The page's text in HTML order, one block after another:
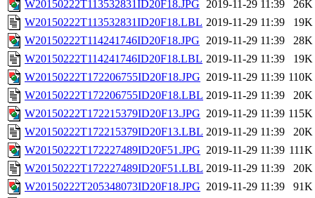
W20150222T113532831ID20F18.JPG 2019-11-29 11:39
26K
W20150222T113532831ID20F18.LBL 2019-11-29 11:39
19K
W20150222T114241746ID20F18.JPG 2019-11-29 11:39
28K
W20150222T114241746ID20F18.LBL 2019-11-29 11:39
19K
W20150222T172206755ID20F18.JPG 2019-11-29 11:39 110K
W20150222T172206755ID20F18.LBL 2019-11-29 11:39
20K
W20150222T172215379ID20F13.JPG 2019-11-29 11:39 115K
W20150222T172215379ID20F13.LBL 2019-11-29 11:39
20K
W20150222T172227489ID20F51.JPG 2019-11-29 11:39 111K
W20150222T172227489ID20F51.LBL 2019-11-29 11:39
20K
W20150222T205348073ID20F18.JPG 2019-11-29 11:39
91K